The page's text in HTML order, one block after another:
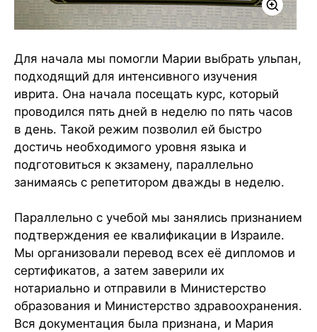
Для начала мы помогли Марии выбрать ульпан,
подходящий для интенсивного изучения
иврита. Она начала посещать курс, который
проводился пять дней в неделю по пять часов
в день. Такой режим позволил ей быстро
достичь необходимого уровня языка и
подготовиться к экзамену, параллельно
занимаясь с репетитором дважды в неделю.
Параллельно с учебой мы занялись признанием
подтверждения ее квалификации в Израиле.
Мы организовали перевод всех её дипломов и
сертификатов, а затем заверили их
нотариально и отправили в Министерство
образования и Министерство здравоохранения.
Вся документация была признана, и Мария